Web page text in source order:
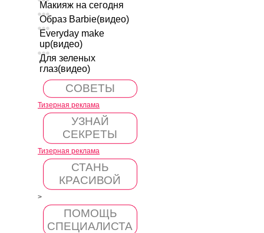
Макияж на сегодня
Образ Barbie(видео)
Everyday make
up(видео)
Для зеленых
глаз(видео)
СОВЕТЫ
Тизерная реклама
УЗНАЙ
СЕКРЕТЫ
Тизерная реклама
СТАНЬ
КРАСИВОЙ
>
ПОМОЩЬ
СПЕЦИАЛИСТА